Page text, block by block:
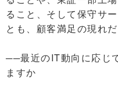
ること、そして保守サ
とも、顧客満足の現れ
──最近のIT動向に応じ
ますか